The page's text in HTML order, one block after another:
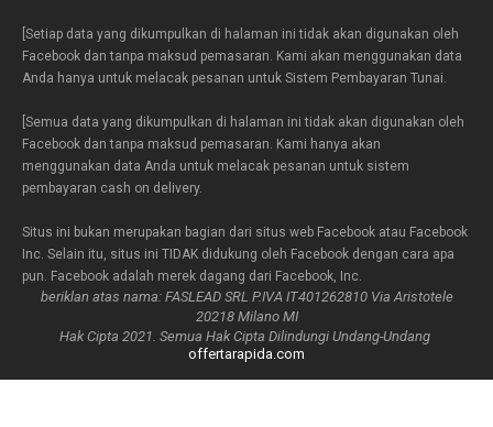
[Setiap data yang dikumpulkan di halaman ini tidak akan digunakan oleh
Facebook dan tanpa maksud pemasaran. Kami akan menggunakan data
Anda hanya untuk melacak pesanan untuk Sistem Pembayaran Tunai.
[Semua data yang dikumpulkan di halaman ini tidak akan digunakan oleh
Facebook dan tanpa maksud pemasaran. Kami hanya akan
menggunakan data Anda untuk melacak pesanan untuk sistem
pembayaran cash on delivery.
Situs ini bukan merupakan bagian dari situs web Facebook atau Facebook
Inc. Selain itu, situs ini TIDAK didukung oleh Facebook dengan cara apa
pun. Facebook adalah merek dagang dari Facebook, Inc.
beriklan atas nama: FASLEAD SRL P.IVA IT401262810 Via Aristotele
20218 Milano MI
Hak Cipta 2021. Semua Hak Cipta Dilindungi Undang-Undang
offertarapida.com